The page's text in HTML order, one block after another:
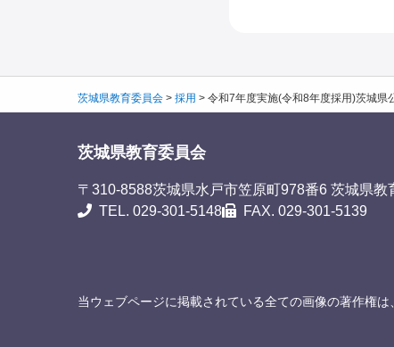
茨城県教育委員会 > 採用 > 令和7年度実施(令和8年度採用)茨城県
茨城県教育委員会
〒310-8588茨城県水戸市笠原町978番6 茨城県教
TEL. 029-301-5148
FAX. 029-301-5139
当ウェブページに掲載されている全ての画像の著作権